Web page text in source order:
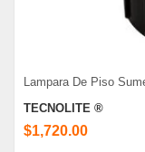
Lampara De Piso
TECNOLITE ®
$1,720.00